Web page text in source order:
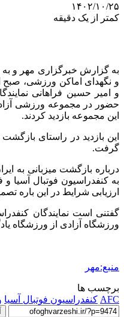
۱۴۰۲/۱۰/۲۵
کمتر از یک دقیقه
به گزارش خبرگزاری مهر و
حضور در مجموعه ورزشی
این مجموعه بازدید کردند.
این بازدید در راستای
گرفت.
به کنفدراسیون فوتبال آسیا
ارزیابی شرایط در این باره
گفتنی است نمایندگان
ورزشگاه آزادی از ورزشگاه
منبع:مهر
برچسب ها
AFC کنفدراسیون فوتبال آسیا